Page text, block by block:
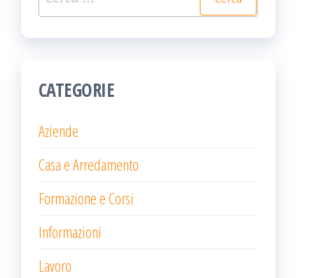
per:
CATEGORIE
Aziende
Casa e Arredamento
Formazione e Corsi
Informazioni
Lavoro